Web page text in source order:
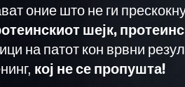
оние што не ги
шејк,
на патот кон врвни
кој не се пропушта!